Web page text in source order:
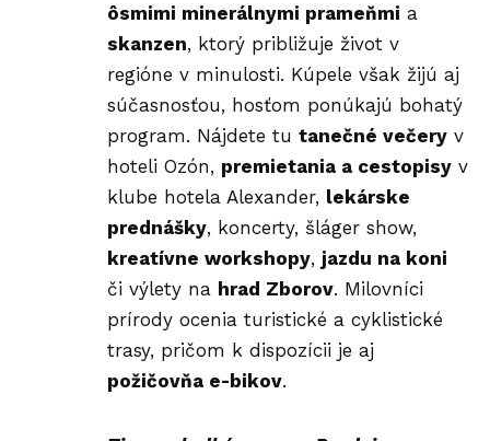
ôsmimi minerálnymi prameňmi a
skanzen, ktorý približuje život v
regióne v minulosti. Kúpele však žijú aj
súčasnosťou, hosťom ponúkajú bohatý
program. Nájdete tu tanečné večery v
hoteli Ozón, premietania a cestopisy v
klube hotela Alexander, lekárske
prednášky, koncerty, šláger show,
kreatívne workshopy, jazdu na koni
či výlety na hrad Zborov. Milovníci
prírody ocenia turistické a cyklistické
trasy, pričom k dispozícii je aj
požičovňa e-bikov.